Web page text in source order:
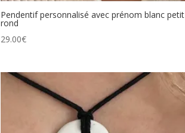
Pendentif personnalisé avec prénom blanc petit
rond
29.00€